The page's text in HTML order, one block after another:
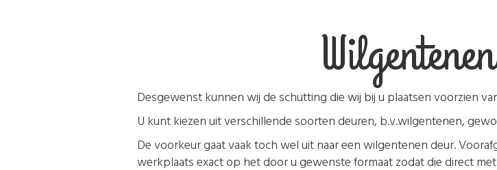
Desgewenst kunnen wij de schutting die wij bij u plaatsen voorzien
U kunt kiezen uit verschillende soorten deuren, b.v.wilgentenen,
De voorkeur gaat vaak toch wel uit naar een wilgentenen deur.
werkplaats exact op het door u gewenste formaat zodat die direct